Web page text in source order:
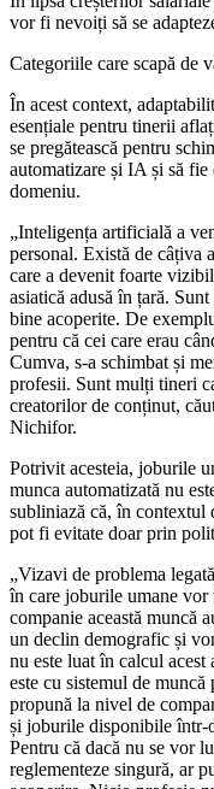
vor fi nevoiți să se
Categoriile care scapă de
În acest context,
esențiale pentru tinerii
se pregătească pentru
automatizare și IA și să
domeniu.
„Inteligența artificială a
personal. Există de câțiva
care a devenit foarte
asiatică adusă în țară.
bine acoperite. De
pentru că cei care erau
Cumva, s-a schimbat și
profesii. Sunt mulți tineri
creatorilor de conținut,
Nichifor.
Potrivit acesteia, joburile
munca automatizată nu
subliniază că, în contextul
pot fi evitate doar prin
„Vizavi de problema
în care joburile umane
companie această muncă
un declin demografic și
nu este luat în calcul acest
este cu sistemul de muncă
propună la nivel de
și joburile disponibile într-
Pentru că dacă nu se vor
reglementeze singură, ar